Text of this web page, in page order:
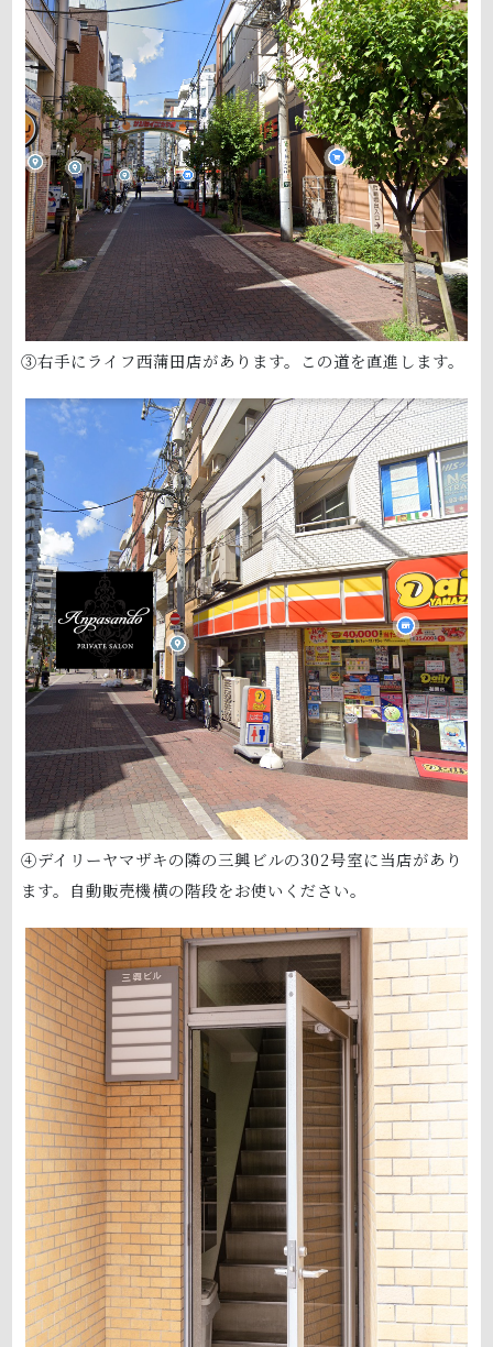
③右手にライフ西蒲田店があります。この道を直進します。
④デイリーヤマザキの隣の三興ビルの302号室に当店があり
ます。自動販売機横の階段をお使いください。